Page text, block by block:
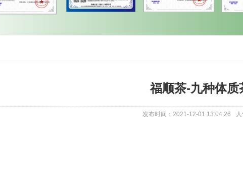
福顺茶-九种体质
发布时间：2021-12-01 13:04:26